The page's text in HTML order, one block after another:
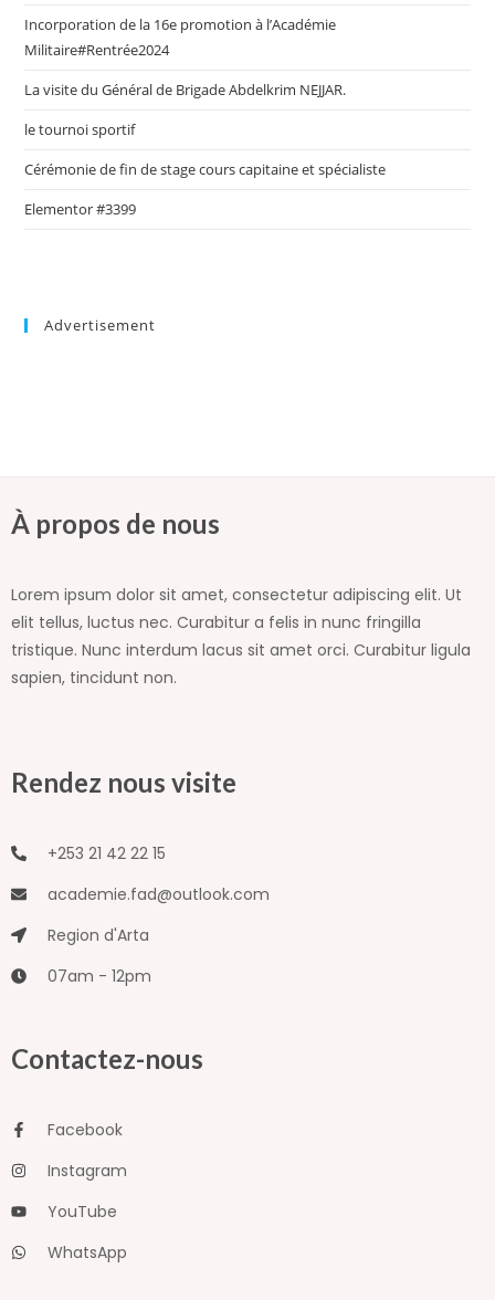
Incorporation de la 16e promotion à l’Académie
Militaire#Rentrée2024
La visite du Général de Brigade Abdelkrim NEJJAR.
le tournoi sportif
Cérémonie de fin de stage cours capitaine et spécialiste
Elementor #3399
Advertisement
À propos de nous
Lorem ipsum dolor sit amet, consectetur adipiscing elit. Ut
elit tellus, luctus nec. Curabitur a felis in nunc fringilla
tristique. Nunc interdum lacus sit amet orci. Curabitur ligula
sapien, tincidunt non.
Rendez nous visite
+253 21 42 22 15
academie.fad@outlook.com
Region d'Arta
07am - 12pm
Contactez-nous
Facebook
Instagram
YouTube
WhatsApp